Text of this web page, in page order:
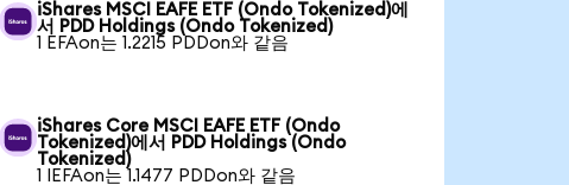
iShares MSCI EAFE ETF (Ondo Tokenized)에
서 PDD Holdings (Ondo Tokenized)
1 EFAon는 1.2215 PDDon와 같음
iShares Core MSCI EAFE ETF (Ondo
Tokenized)에서 PDD Holdings (Ondo
Tokenized)
1 IEFAon는 1.1477 PDDon와 같음